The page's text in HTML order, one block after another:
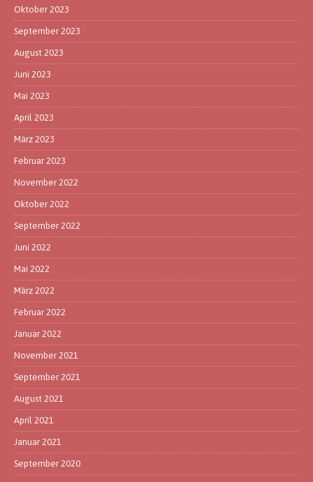
Oktober 2023
September 2023
August 2023
Juni 2023
Mai 2023
April 2023
März 2023
Februar 2023
November 2022
Oktober 2022
September 2022
Juni 2022
Mai 2022
März 2022
Februar 2022
Januar 2022
November 2021
September 2021
August 2021
April 2021
Januar 2021
September 2020